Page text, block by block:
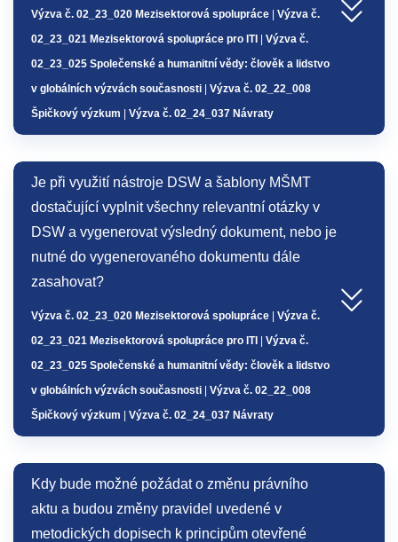
Výzva č. 02_23_020 Mezisektorová spolupráce
Výzva č.
02_23_021 Mezisektorová spolupráce pro ITI
Výzva č.
02_23_025 Společenské a humanitní vědy: člověk a lidstvo
v globálních výzvách současnosti
Výzva č. 02_22_008
Špičkový výzkum
Výzva č. 02_24_037 Návraty
Je při využití nástroje DSW a šablony MŠMT
dostačující vyplnit všechny relevantní otázky v
DSW a vygenerovat výsledný dokument, nebo je
nutné do vygenerovaného dokumentu dále
zasahovat?
Výzva č. 02_23_020 Mezisektorová spolupráce
Výzva č.
02_23_021 Mezisektorová spolupráce pro ITI
Výzva č.
02_23_025 Společenské a humanitní vědy: člověk a lidstvo
v globálních výzvách současnosti
Výzva č. 02_22_008
Špičkový výzkum
Výzva č. 02_24_037 Návraty
Kdy bude možné požádat o změnu právního
aktu a budou změny pravidel uvedené v
metodických dopisech k principům otevřené